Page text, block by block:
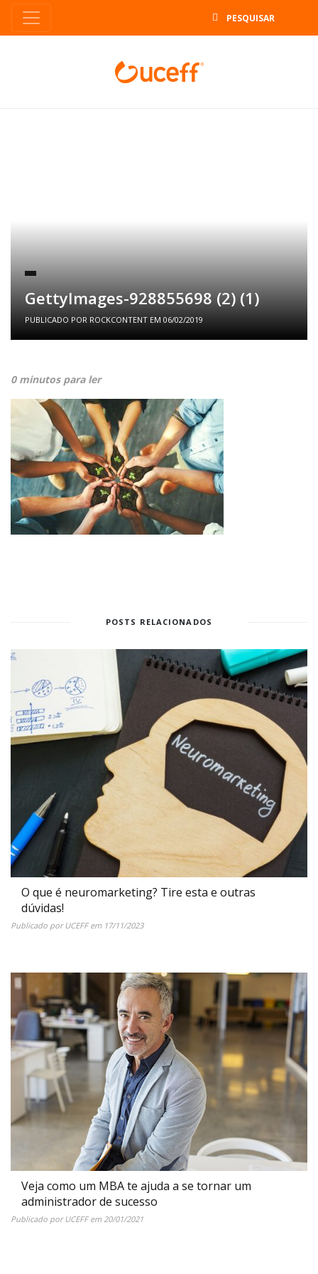
GettyImages-928855698 (2) (1)
PUBLICADO POR ROCKCONTENT EM 06/02/2019
0 minutos para ler
POSTS RELACIONADOS
O que é neuromarketing? Tire esta e outras
dúvidas!
Publicado porUCEFFem 17/11/2023
Veja como um MBA te ajuda a se tornar um
administrador de sucesso
Publicado porUCEFFem 20/01/2021